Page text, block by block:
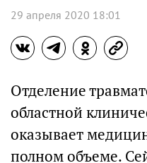
29 апреля 2020 18:01
Отделение
областной
оказывает
полном объеме.